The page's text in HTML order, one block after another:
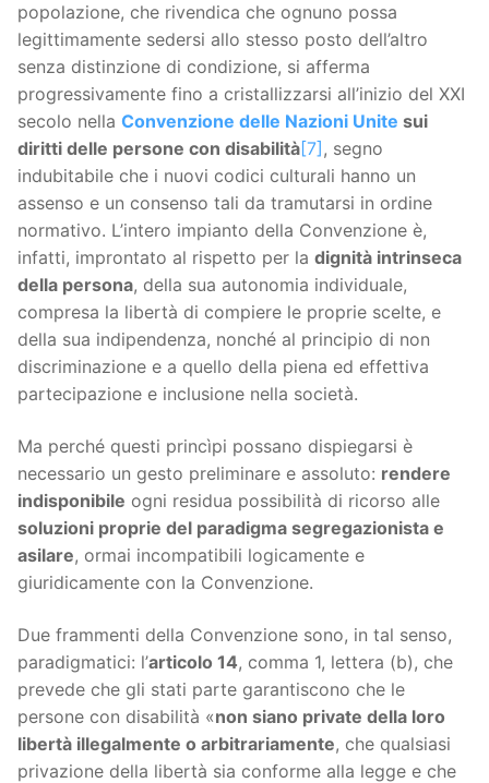
popolazione, che rivendica che ognuno possa
legittimamente sedersi allo stesso posto dell’altro
senza distinzione di condizione, si afferma
progressivamente fino a cristallizzarsi all’inizio del XXI
secolo nella Convenzione delle Nazioni Unite sui
diritti delle persone con disabilità[7] , segno
indubitabile che i nuovi codici culturali hanno un
assenso e un consenso tali da tramutarsi in ordine
normativo. L’intero impianto della Convenzione è,
infatti, improntato al rispetto per la dignità intrinseca
della persona, della sua autonomia individuale,
compresa la libertà di compiere le proprie scelte, e
della sua indipendenza, nonché al principio di non
discriminazione e a quello della piena ed effettiva
partecipazione e inclusione nella società.
Ma perché questi princìpi possano dispiegarsi è
necessario un gesto preliminare e assoluto: rendere
indisponibile ogni residua possibilità di ricorso alle
soluzioni proprie del paradigma segregazionista e
asilare, ormai incompatibili logicamente e
giuridicamente con la Convenzione.
Due frammenti della Convenzione sono, in tal senso,
paradigmatici: l’articolo 14, comma 1, lettera (b), che
prevede che gli stati parte garantiscono che le
persone con disabilità «non siano private della loro
libertà illegalmente o arbitrariamente, che qualsiasi
privazione della libertà sia conforme alla legge e che